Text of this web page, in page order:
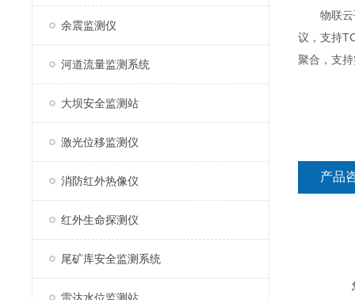
余震监测仪
河道流量监测系统
大坝安全监测站
激光位移监测仪
消防红外热像仪
红外生命探测仪
尾矿库安全监测系统
物联云平
议，支持
聚合，支
产品